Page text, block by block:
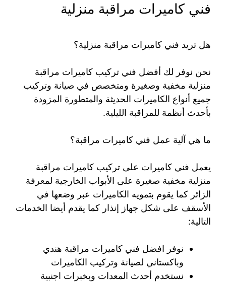
فني كاميرات مراقبة منزلية
هل تريد فني كاميرات مراقبة منزلية؟
نحن نوفر لك أفضل فني تركيب كاميرات مراقبة
منزلية مخفية وصغيرة ومتخصص في صيانة وتركيب
جميع أنواع الكاميرات الحديثة والمتطورة المزودة
بأحدث أنظمة للمراقبة الليلية.
ما هي آلية عمل فني كاميرات مراقبة؟
يعمل فني كاميرات على تركيب كاميرات مراقبة
منزلية مخفية صغيرة على الأبواب الخارجية لمعرفة
الزائر كما يقوم بتمويه الكاميرات عبر وضعها في
الأسقف على شكل جهاز إنذار كما يقدم أيضا الخدمات
التالية:
نوفر افضل فني كاميرات مراقبة هندي
وباكستاني لصيانة وتركيب الكاميرات
نستخدم أحدث المعدات وبخبرات اجنبية